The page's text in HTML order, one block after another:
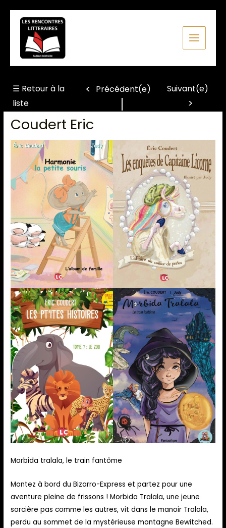
contenu
☰ Retour à la
liste
Précédent(e) Suivant(e)
Coudert Eric
Morbida tralala, le train fantôme
Montez à bord du Bizarro-Express et partez pour une
aventure pleine de frissons ! Morbida Tralala, une jeune
sorcière pas comme les autres, vit dans le manoir Tralala,
perdu au sommet de la mystérieuse montagne Bewitched.